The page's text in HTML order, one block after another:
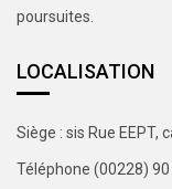
poursuites.
LOCALISATION
Siège : sis Rue EEPT,
Téléphone (00228)